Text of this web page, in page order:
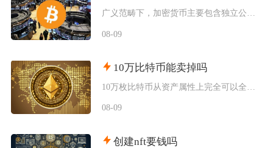
08-09
10万比特币能卖掉吗
08-09
创建nft要钱吗